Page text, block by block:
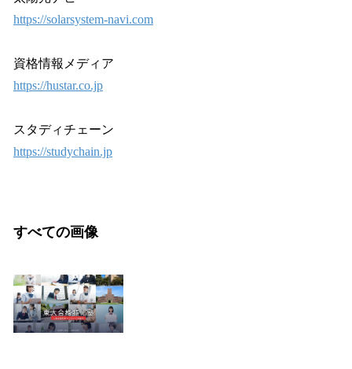
https://solarsystem-navi.com
資格情報メディア
https://hustar.co.jp
スタディチェーン
https://studychain.jp
すべての画像